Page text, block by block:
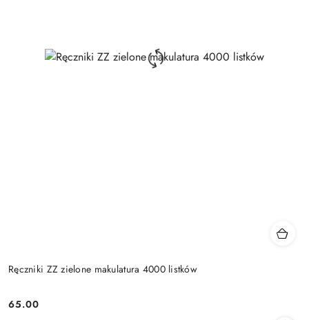
Ręczniki ZZ zielone makulatura 4000 listków
Cena:
65.00